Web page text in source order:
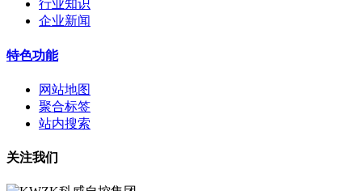
行业知识
企业新闻
特色功能
网站地图
聚合标签
站内搜索
关注我们